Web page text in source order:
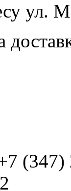
ул.
(347)